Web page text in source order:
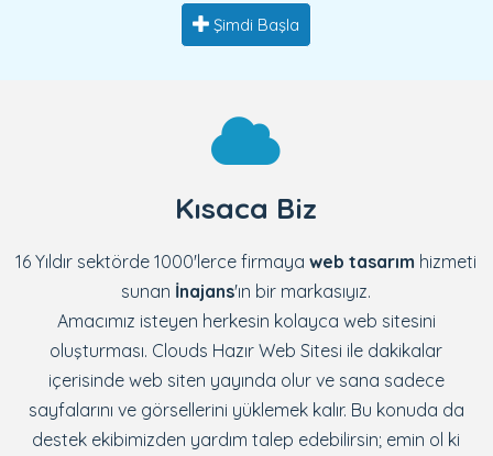
Şimdi Başla
Kısaca Biz
16 Yıldır sektörde 1000'lerce firmayaweb tasarım hizmeti
sunan İnajans'ın bir markasıyız.
Amacımız isteyen herkesin kolayca web sitesini
oluşturması. Clouds Hazır Web Sitesi ile dakikalar
içerisinde web siten yayında olur ve sana sadece
sayfalarını ve görsellerini yüklemek kalır. Bu konuda da
destek ekibimizden yardım talep edebilirsin; emin ol ki